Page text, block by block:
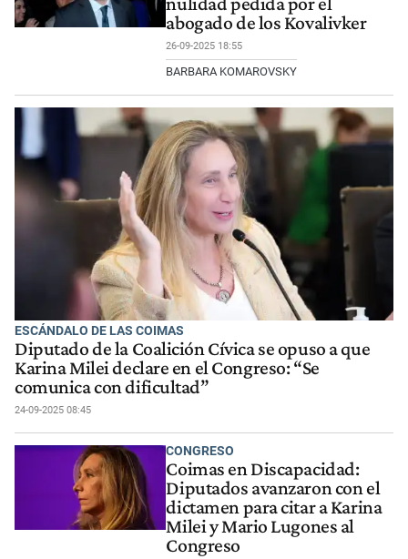
abogado de los Kovalivker
26-09-2025 18:55
BARBARA KOMAROVSKY
ESCÁNDALO DE LAS COIMAS
Diputado de la Coalición Cívica se opuso a que
Karina Milei declare en el Congreso: “Se
comunica con dificultad”
24-09-2025 08:45
CONGRESO
Coimas en Discapacidad:
Diputados avanzaron con el
dictamen para citar a Karina
Milei y Mario Lugones al
Congreso